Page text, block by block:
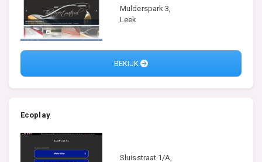
Mulderspark 3,
Leek
BEKIJK
Ecoplay
Sluisstraat 1/A,